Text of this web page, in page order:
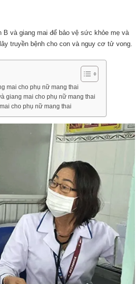
và giang mai để bảo vệ sức khỏe mẹ và
truyền bệnh cho con và nguy cơ tử vong.
mai cho phụ nữ mang thai
giang mai cho phụ nữ mang thai
cho phụ nữ mang thai